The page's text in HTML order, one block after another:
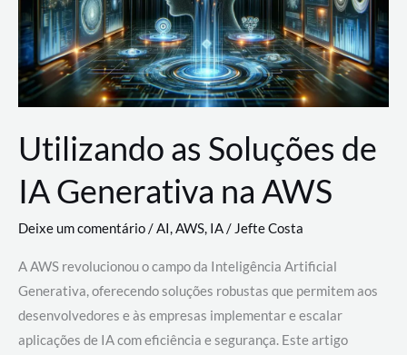
Utilizando as Soluções de
IA Generativa na AWS
Deixe um comentário/AI,AWS, IA/Jefte Costa
A AWS revolucionou o campo da Inteligência Artificial
Generativa, oferecendo soluções robustas que permitem aos
desenvolvedores e às empresas implementar e escalar
aplicações de IA com eficiência e segurança. Este artigo